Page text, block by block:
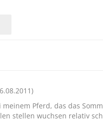
Pferd, das das
stellen wuchsen relativ